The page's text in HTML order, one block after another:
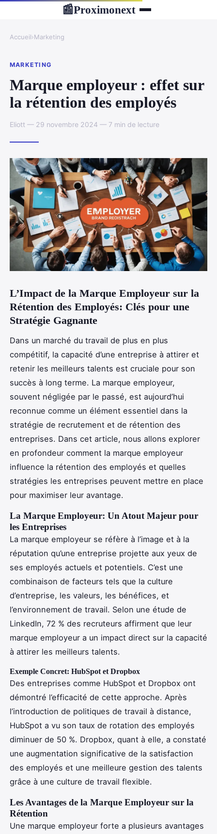
📰Proximonext
Accueil›Marketing
MARKETING
Marque employeur : effet sur
la rétention des employés
Eliott — 29 novembre 2024 — 7 min de lecture
L’Impact de la Marque Employeur sur la
Rétention des Employés: Clés pour une
Stratégie Gagnante
Dans un marché du travail de plus en plus
compétitif, la capacité d’une entreprise à attirer et
retenir les meilleurs talents est cruciale pour son
succès à long terme. La marque employeur,
souvent négligée par le passé, est aujourd’hui
reconnue comme un élément essentiel dans la
stratégie de recrutement et de rétention des
entreprises. Dans cet article, nous allons explorer
en profondeur comment la marque employeur
influence la rétention des employés et quelles
stratégies les entreprises peuvent mettre en place
pour maximiser leur avantage.
La Marque Employeur: Un Atout Majeur pour
les Entreprises
La marque employeur se réfère à l’image et à la
réputation qu’une entreprise projette aux yeux de
ses employés actuels et potentiels. C’est une
combinaison de facteurs tels que la culture
d’entreprise, les valeurs, les bénéfices, et
l’environnement de travail. Selon une étude de
LinkedIn, 72 % des recruteurs affirment que leur
marque employeur a un impact direct sur la capacité
à attirer les meilleurs talents.
Exemple Concret: HubSpot et Dropbox
Des entreprises comme HubSpot et Dropbox ont
démontré l’efficacité de cette approche. Après
l’introduction de politiques de travail à distance,
HubSpot a vu son taux de rotation des employés
diminuer de 50 %. Dropbox, quant à elle, a constaté
une augmentation significative de la satisfaction
des employés et une meilleure gestion des talents
grâce à une culture de travail flexible.
Les Avantages de la Marque Employeur sur la
Rétention
Une marque employeur forte a plusieurs avantages